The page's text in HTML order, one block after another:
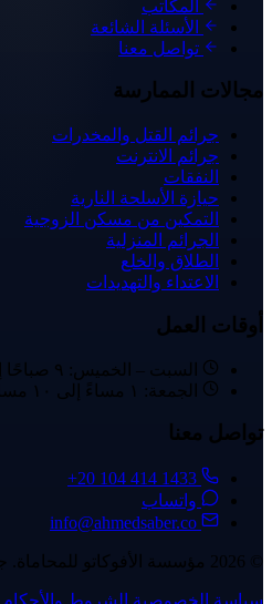
المكاتب
الأسئلة الشائعة
تواصل معنا
مجالات الممارسة
جرائم القتل والمخدرات
جرائم الانترنت
النفقات
حيازة الأسلحة النارية
التمكين من مسكن الزوجية
الجرائم المنزلية
الطلاق والخلع
الاعتداء والتهديدات
أوقات العمل
السبت – الخميس: ٩ صباحًا إلى ١٠ مساءً
الجمعة: ١ مساءً إلى ١٠ مساءً
تواصل معنا
+20 104 414 1433
واتساب
info@ahmedsaber.co
© 2026 مؤسسة الأفوكاتو للمحاماة. جميع الحقوق محفوظة.
سياسة الخصوصية الشروط والأحكام